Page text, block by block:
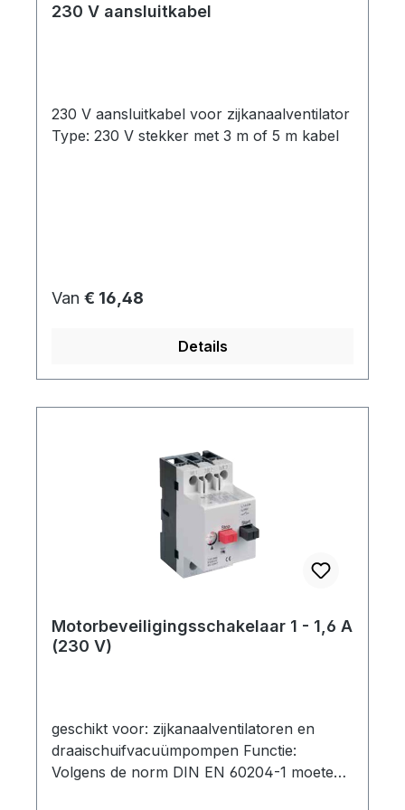
230 V aansluitkabel
230 V aansluitkabel voor zijkanaalventilator
Normale prijs:
Van € 16,48
Details
Motorbeveiligingsschakelaar 1 - 1,6 A
(230 V)
geschikt voor: zijkanaalventilatoren en
draaischuifvacuümpompen Functie:
Volgens de norm DIN EN 60204-1 moeten